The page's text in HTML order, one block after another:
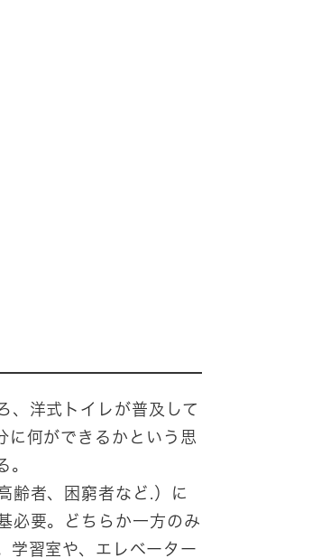
、洋式トイレが普及して
に何ができるかという思
。
齢者、困窮者など.）に
必要。どちらか一方のみ
学習室や、エレベーター